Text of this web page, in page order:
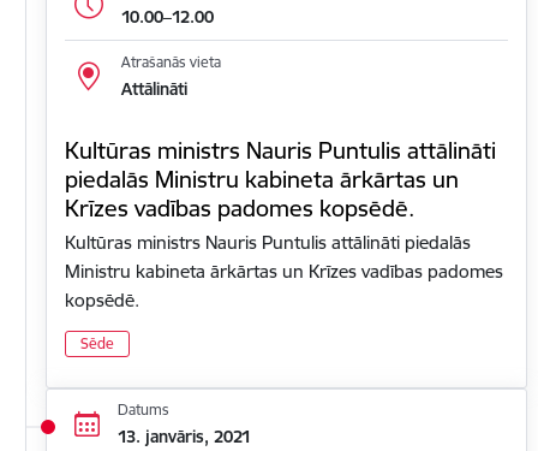
10.00–12.00
Atrašanās vieta
Attālināti
Kultūras ministrs Nauris Puntulis attālināti
piedalās Ministru kabineta ārkārtas un
Krīzes vadības padomes kopsēdē.
Kultūras ministrs Nauris Puntulis attālināti piedalās
Ministru kabineta ārkārtas un Krīzes vadības padomes
kopsēdē.
Sēde
Datums
13. janvāris, 2021